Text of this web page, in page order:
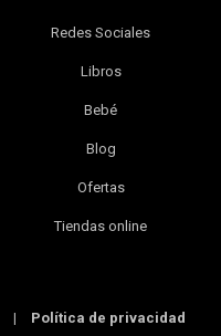
Redes Sociales
Libros
Bebé
Blog
Ofertas
Tiendas online
| Política de privacidad